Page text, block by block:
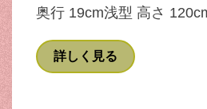
奥行 19cm浅型 高さ
詳しく見る